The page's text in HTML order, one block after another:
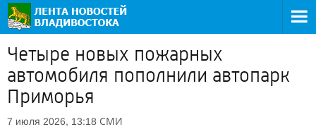
Четыре новых пожарных
автомобиля пополнили автопарк
Приморья
7 июля 2026, 13:18 СМИ